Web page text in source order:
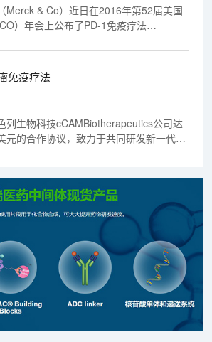
Merck & Co）近日在2016年第52届美国
）年会上公布了PD-1免疫疗法
、低剂量ipilimumab）治疗晚
的数据。
免疫疗法
列生物科技cCAMBiotherapeutics公司达
元的合作协议，致力于共同研发新一代肿